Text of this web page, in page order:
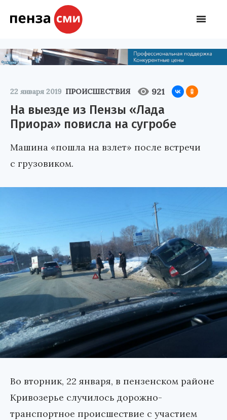
22 января 2019 ПРОИСШЕСТВИЯ 921
На выезде из Пензы «Лада
Приора» повисла на сугробе
Машина «пошла на взлет» после встречи
с грузовиком.
Во вторник, 22 января, в пензенском районе
Кривозерье случилось дорожно-
транспортное происшествие с участием